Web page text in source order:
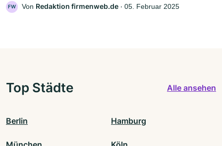
FW Von Redaktion firmenweb.de ‧ 05. Februar 2025
Top Städte Alle ansehen
Berlin Hamburg